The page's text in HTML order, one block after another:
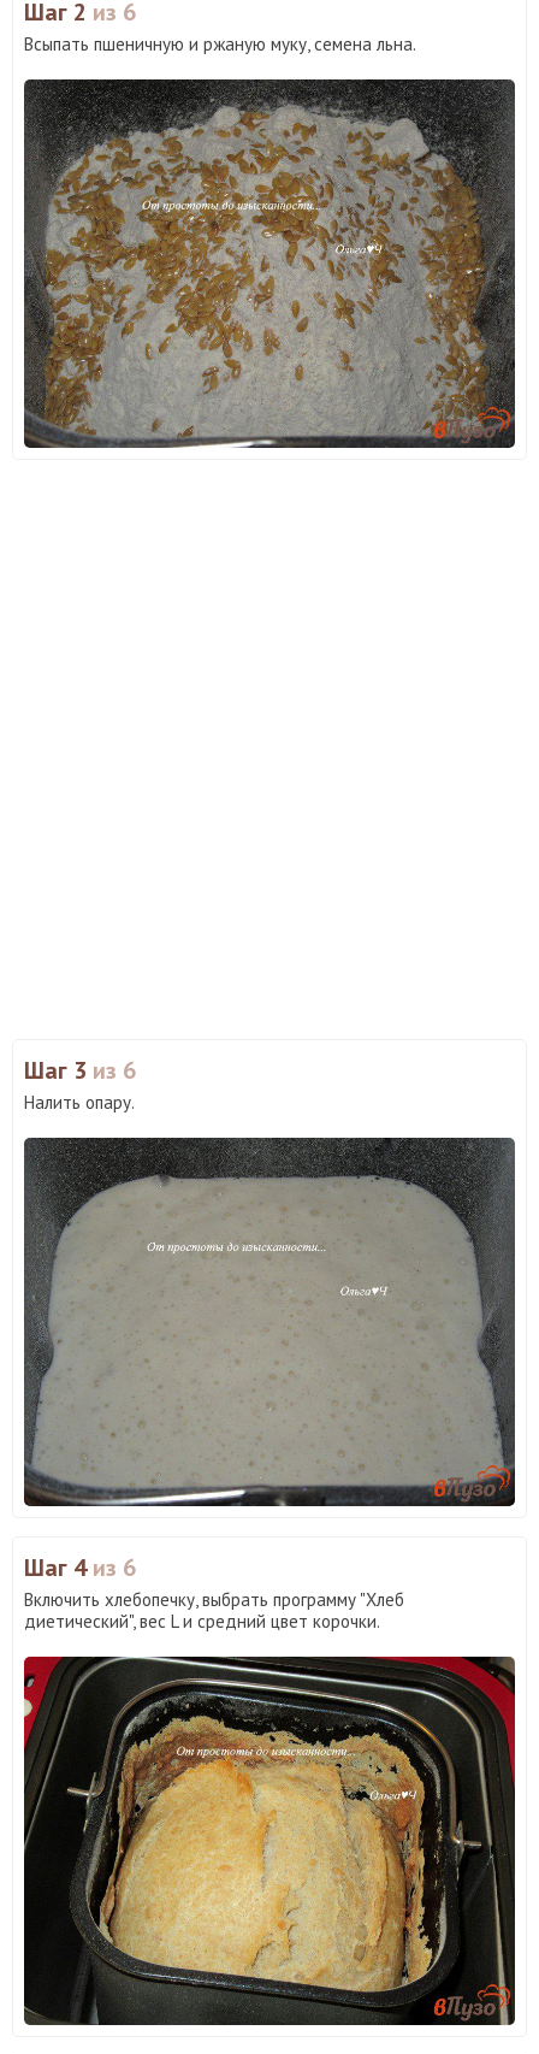
Шаг 2 из 6
Всыпать пшеничную и ржаную муку, семена льна.
Шаг 3 из 6
Налить опару.
Шаг 4из 6
Включить хлебопечку, выбрать программу "Хлеб
диетический", вес L и средний цвет корочки.